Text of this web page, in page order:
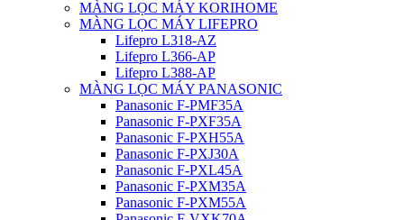
MÀNG LỌC MÁY KORIHOME
MÀNG LỌC MÁY LIFEPRO
Lifepro L318-AZ
Lifepro L366-AP
Lifepro L388-AP
MÀNG LỌC MÁY PANASONIC
Panasonic F-PMF35A
Panasonic F-PXF35A
Panasonic F-PXH55A
Panasonic F-PXJ30A
Panasonic F-PXL45A
Panasonic F-PXM35A
Panasonic F-PXM55A